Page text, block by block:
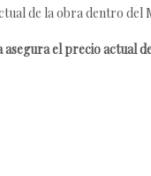
de la obra dentro del
asegura el precio actual